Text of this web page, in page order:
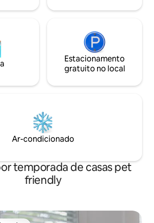
estimação são bem-
Estacionamento
gratuito no local
Ar-condicionado
temporada de casas pet
friendly